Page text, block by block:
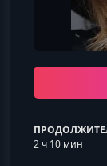
2 ч 10 мин